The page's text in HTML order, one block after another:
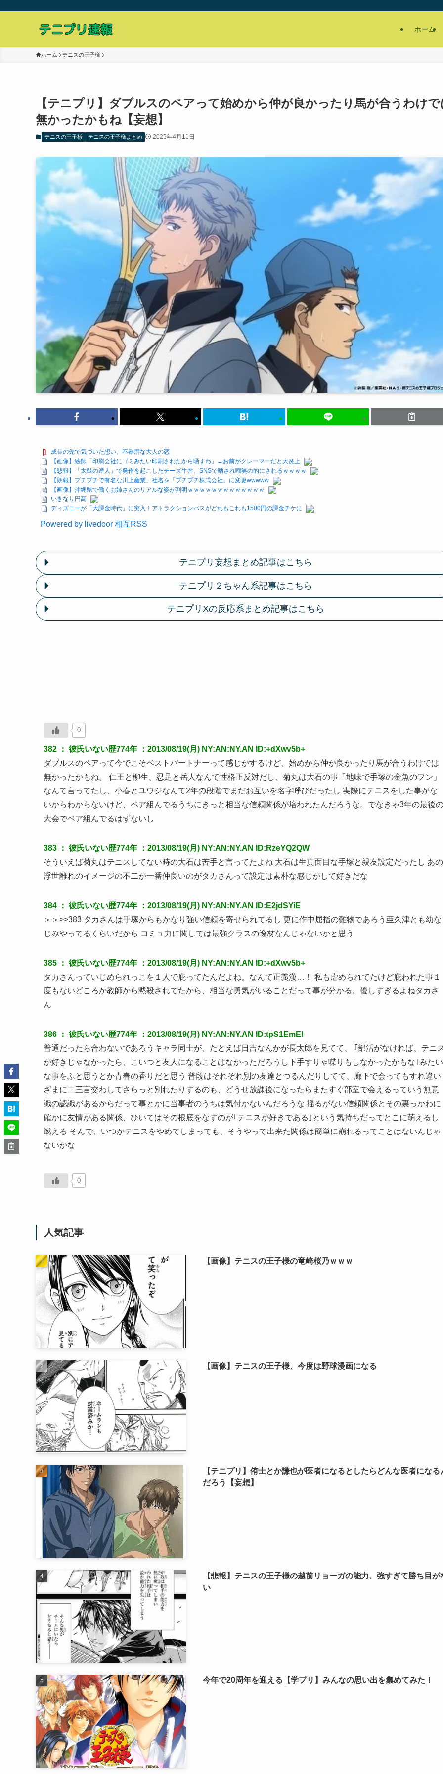
ホーム
ホーム テニスの王子様
【テニプリ】ダブルスのペアって始めから仲が良かったり馬が合うわけで
無かったかもね【妄想】
テニスの王子様 テニスの王子様まとめ 2025年4月11日
成長の先で気づいた想い、不器用な大人の恋
【画像】絵師「印刷会社にゴミみたい印刷されたから晒すわ」→お前がクレーマーだと大炎上
【悲報】「太鼓の達人」で発作を起こしたチーズ牛丼、SNSで晒され嘲笑の的にされるｗｗｗｗ
【朗報】プチプチで有名な川上産業、社名を「プチプチ株式会社」に変更wwwww
【画像】沖縄県で働くお姉さんのリアルな姿が判明ｗｗｗｗｗｗｗｗｗｗｗｗｗ
いきなり円高
ディズニーが「大課金時代」に突入！アトラクションパスがどれもこれも1500円の課金チケに
Powered by livedoor 相互RSS
テニプリ妄想まとめ記事はこちら
テニプリ２ちゃん系記事はこちら
テニプリXの反応系まとめ記事はこちら
0
382 ： 彼氏いない歴774年
：2013/08/19(月) NY:AN:NY.AN ID:+dXwv5b+
ダブルスのペアって今でこそベストパートナーって感じがするけど、始めから仲が良かったり馬が合うわけでは
無かったかもね。 仁王と柳生、忍足と岳人なんて性格正反対だし、菊丸は大石の事「地味で手塚の金魚のフン」
なんて言ってたし、小春とユウジなんて2年の段階でまだお互いを名字呼びだったし 実際にテニスをした事がな
いからわからないけど、ペア組んでるうちにきっと相当な信頼関係が培われたんだろうな。でなきゃ3年の最後の
大会でペア組んでるはずないし
383 ： 彼氏いない歴774年
：2013/08/19(月) NY:AN:NY.AN ID:RzeYQ2QW
そういえば菊丸はテニスしてない時の大石は苦手と言ってたよね 大石は生真面目な手塚と親友設定だったし あの
浮世離れのイメージの不二が一番仲良いのがタカさんって設定は素朴な感じがして好きだな
384 ： 彼氏いない歴774年
：2013/08/19(月) NY:AN:NY.AN ID:E2jdSYiE
＞＞>>383 タカさんは手塚からもかなり強い信頼を寄せられてるし 更に作中屈指の難物であろう亜久津とも幼な
じみやってるくらいだから コミュ力に関しては最強クラスの逸材なんじゃないかと思う
385 ： 彼氏いない歴774年
：2013/08/19(月) NY:AN:NY.AN ID:+dXwv5b+
タカさんっていじめられっこを１人で庇ってたんだよね。なんて正義漢…！ 私も虐められてたけど庇われた事１
度もないどころか教師から黙殺されてたから、相当な勇気がいることだって事が分かる。優しすぎるよねタカさ
ん
386 ： 彼氏いない歴774年
：2013/08/19(月) NY:AN:NY.AN ID:tpS1EmEI
普通だったら合わないであろうキャラ同士が、たとえば日吉なんかが長太郎を見てて、 ｢部活がなければ、テニ
が好きじゃなかったら、こいつと友人になることはなかっただろうし下手すりゃ喋りもしなかったかもな｣みたい
な事をふと思うとか青春の香りだと思う 普段はそれぞれ別の友達とつるんだりしてて、廊下で会ってもすれ違い
ざまに二三言交わしてさらっと別れたりするのも、どうせ放課後になったらまたすぐ部室で会えるっていう無意
識の認識があるからだって事とかに当事者のうちは気付かないんだろうな 揺るがない信頼関係とその裏っかわに
確かに友情がある関係、ひいてはその根底をなすのが｢テニスが好きである｣という気持ちだってとこに萌えるし
燃える そんで、いつかテニスをやめてしまっても、そうやって出来た関係は簡単に崩れるってことはないんじゃ
ないかな
0
人気記事
【画像】テニスの王子様の竜崎桜乃ｗｗｗ
【画像】テニスの王子様、今度は野球漫画になる
【テニプリ】侑士とか謙也が医者になるとしたらどんな医者になる
だろう【妄想】
【悲報】テニスの王子様の越前リョーガの能力、強すぎて勝ち目が
い
今年で20周年を迎える【学プリ】みんなの思い出を集めてみた！